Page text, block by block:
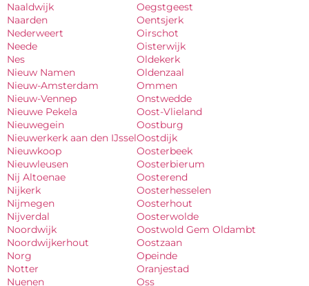
Naaldwijk
Naarden
Nederweert
Neede
Nes
Nieuw Namen
Nieuw-Amsterdam
Nieuw-Vennep
Nieuwe Pekela
Nieuwegein
Nieuwerkerk aan den IJssel
Nieuwkoop
Nieuwleusen
Nij Altoenae
Nijkerk
Nijmegen
Nijverdal
Noordwijk
Noordwijkerhout
Norg
Notter
Nuenen
Oegstgeest
Oentsjerk
Oirschot
Oisterwijk
Oldekerk
Oldenzaal
Ommen
Onstwedde
Oost-Vlieland
Oostburg
Oostdijk
Oosterbeek
Oosterbierum
Oosterend
Oosterhesselen
Oosterhout
Oosterwolde
Oostwold Gem Oldambt
Oostzaan
Opeinde
Oranjestad
Oss